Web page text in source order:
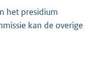
het presidium
kan de overige